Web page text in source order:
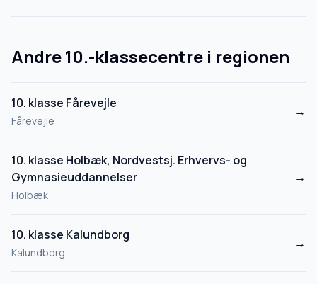
Andre 10.-klassecentre i regionen
10. klasse Fårevejle
Fårevejle
→
10. klasse Holbæk, Nordvestsj. Erhvervs- og
Gymnasieuddannelser
Holbæk
→
10. klasse Kalundborg
Kalundborg
→